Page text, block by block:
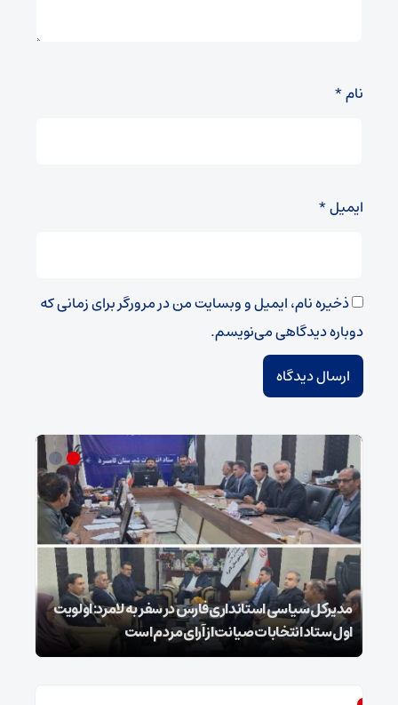
نام*
ایمیل*
ذخیره نام، ایمیل و وبسایت من در مرورگر برای زمانی که
دوباره دیدگاهی می‌نویسم.
مدیرکل سیاسی استانداری فارس در سفر به لامرد: اولویت
اول ستاد انتخابات صیانت از آرای مردم است